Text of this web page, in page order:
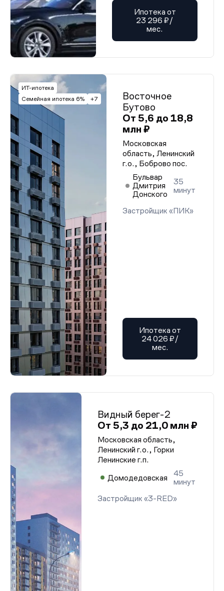
Ипотека от
23 296 ₽/
мес.
ИТ-ипотека
Семейная ипотека 6%
+7
Восточное
Бутово
От 5,6 до 18,8
млн ₽
Московская
область, Ленинский
г.о., Боброво пос.
Бульвар
Дмитрия
Донского
35
минут
Застройщик «ПИК»
Ипотека от
24 026 ₽/
мес.
Видный берег-2
От 5,3 до 21,0 млн ₽
Московская область,
Ленинский г.о., Горки
Ленинские г.п.
Домодедовская
45
минут
Застройщик «3-RED»